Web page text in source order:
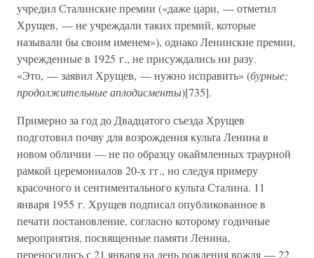
учредил Сталинские премии («даже цари, — отметил
Хрущев, — не учреждали таких премий, которые
называли бы своим именем»), однако Ленинские премии,
учрежденные в 1925 г., не присуждались ни разу.
«Это, — заявил Хрущев, — нужно исправить» (бурные;
продолжительные аплодисменты)[735].
Примерно за год до Двадцатого съезда Хрущев
подготовил почву для возрождения культа Ленина в
новом обличии — не по образцу окаймленных траурной
рамкой церемониалов 20-х гг., но следуя примеру
красочного и сентиментального культа Сталина. 11
января 1955 г. Хрущев подписал опубликованное в
печати постановление, согласно которому годичные
мероприятия, посвященные памяти Ленина,
переносились с 21 января на день рождения вождя — 22